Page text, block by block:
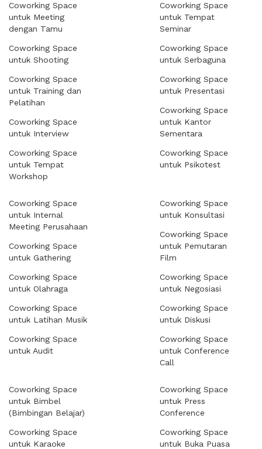
Coworking Space
untuk Meeting
dengan Tamu
Coworking Space
untuk Shooting
Coworking Space
untuk Training dan
Pelatihan
Coworking Space
untuk Interview
Coworking Space
untuk Tempat
Workshop
Coworking Space
untuk Tempat
Seminar
Coworking Space
untuk Serbaguna
Coworking Space
untuk Presentasi
Coworking Space
untuk Kantor
Sementara
Coworking Space
untuk Psikotest
Coworking Space
untuk Internal
Meeting Perusahaan
Coworking Space
untuk Gathering
Coworking Space
untuk Olahraga
Coworking Space
untuk Latihan Musik
Coworking Space
untuk Audit
Coworking Space
untuk Konsultasi
Coworking Space
untuk Pemutaran
Film
Coworking Space
untuk Negosiasi
Coworking Space
untuk Diskusi
Coworking Space
untuk Conference
Call
Coworking Space
untuk Bimbel
(Bimbingan Belajar)
Coworking Space
untuk Karaoke
Coworking Space
untuk Press
Conference
Coworking Space
untuk Buka Puasa